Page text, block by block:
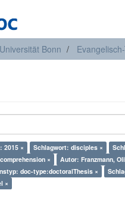
Bonn
2015 × Schlagwort: disciples ×
× Autor: Franzmann,
doc-type:doctoralThesis ×
×